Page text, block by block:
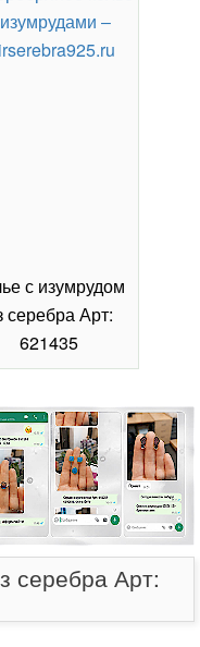
с изумрудом
серебра Арт:
621435
серебра Арт: